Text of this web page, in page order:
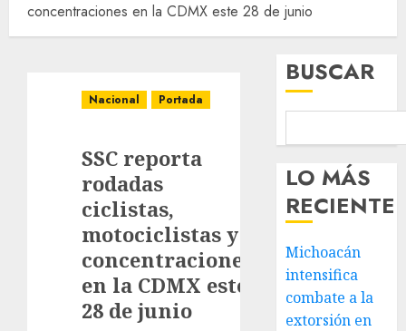
concentraciones en la CDMX este 28 de junio
Nacional Portada
SSC reporta
rodadas
ciclistas,
motociclistas y
concentraciones
en la CDMX este
28 de junio
BUSCAR
LO MÁS
RECIENTE
Michoacán
intensifica
combate a la
extorsión en